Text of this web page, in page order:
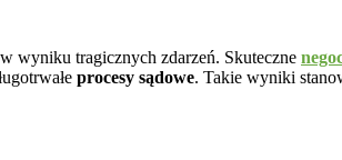
wyniku tragicznych zdarzeń. Skuteczne
procesy sądowe. Takie wyniki